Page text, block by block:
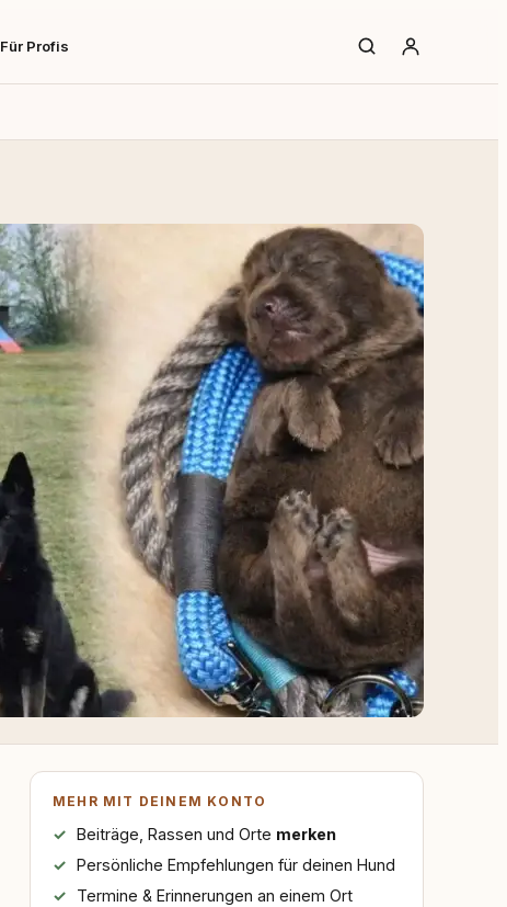
Für Profis
MEHR MIT DEINEM KONTO
Beiträge, Rassen und Orte merken
Persönliche Empfehlungen für deinen Hund
Termine & Erinnerungen an einem Ort